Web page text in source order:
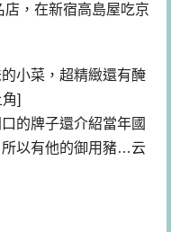
，在新宿高島屋吃京
小菜，超精緻還有醃
]
的牌子還介紹當年國
所以有他的御用豬…云